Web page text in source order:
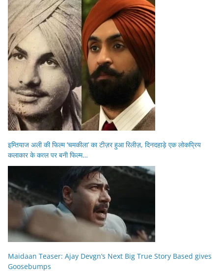
इम्तियाज अली की फिल्म ‘चमकीला’ का टीज़र हुआ रिलीज़, दिनदहाड़े एक लोकप्रिय
कलाकार के कत्ल पर बनी फिल्म…
Maidaan Teaser: Ajay Devgn’s Next Big True Story Based gives
Goosebumps